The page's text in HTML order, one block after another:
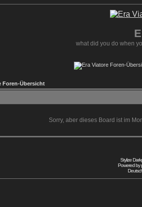
what did you do when
Foren-Übersicht
Sorry, aber dieses Board ist im
Stylize
Powered by